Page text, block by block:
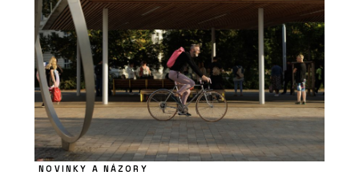
PRODUKTY
Vypínače a zásuvky NEXA QUADRO -
OBZOR
NOVINKY A NÁZORY